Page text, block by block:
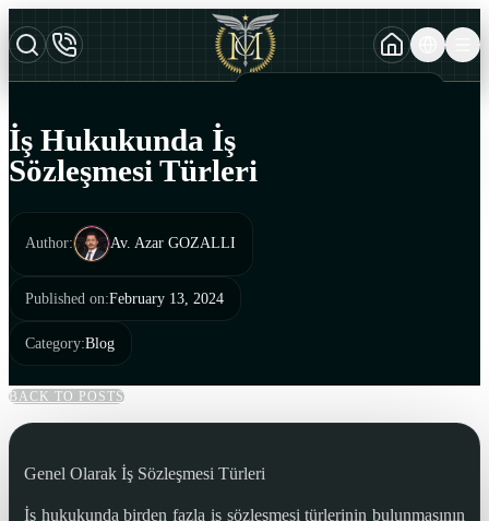
ENGLISH
İş Hukukunda İş
Sözleşmesi Türleri
Author: Av. Azar GOZALLI
Published on:February 13, 2024
Category:Blog
BACK TO POSTS
Genel Olarak İş Sözleşmesi Türleri
İş hukukunda birden fazla iş sözleşmesi türlerinin bulunmasının